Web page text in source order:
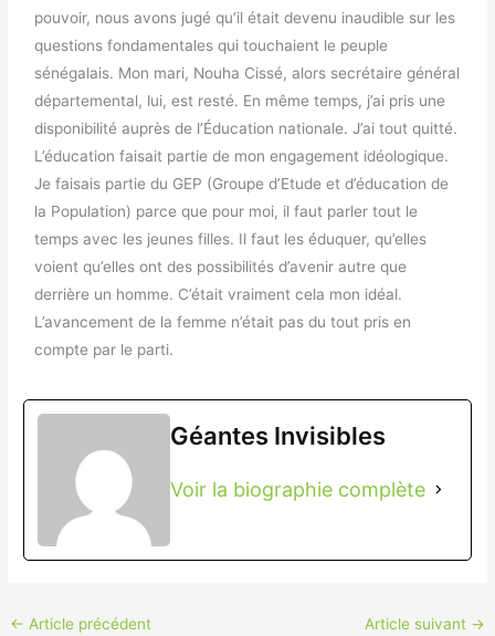
pouvoir, nous avons jugé qu’il était devenu inaudible sur les
questions fondamentales qui touchaient le peuple
sénégalais. Mon mari, Nouha Cissé, alors secrétaire général
départemental, lui, est resté. En même temps, j’ai pris une
disponibilité auprès de l’Éducation nationale. J’ai tout quitté.
L’éducation faisait partie de mon engagement idéologique.
Je faisais partie du GEP (Groupe d’Etude et d’éducation de
la Population) parce que pour moi, il faut parler tout le
temps avec les jeunes filles. Il faut les éduquer, qu’elles
voient qu’elles ont des possibilités d’avenir autre que
derrière un homme. C’était vraiment cela mon idéal.
L’avancement de la femme n’était pas du tout pris en
compte par le parti.
Géantes Invisibles
Voir la biographie complète
← Article précédent Article suivant →